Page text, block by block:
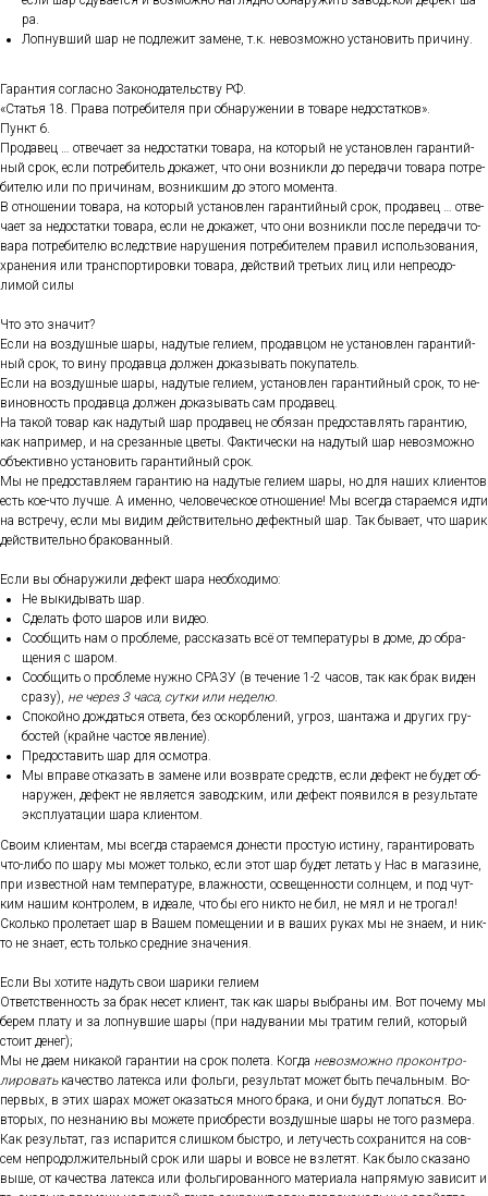
ра.
Лоп­нувший шар не под­ле­жит за­мене, т.к. не­воз­можно ус­та­новить при­чину.
Га­ран­тия сог­ласно За­коно­датель­ству РФ.
«Статья 18. Пра­ва пот­ре­бите­ля при об­на­руже­нии в то­варе не­дос­татков».
Пункт 6.
Про­давец … от­ве­ча­ет за не­дос­татки то­вара, на ко­торый не ус­та­нов­лен га­ран­тий­
ный срок, ес­ли пот­ре­битель до­кажет, что они воз­никли до пе­реда­чи то­вара пот­ре­
бите­лю или по при­чинам, воз­никшим до это­го мо­мен­та.
В от­но­шении то­вара, на ко­торый ус­та­нов­лен га­ран­тий­ный срок, про­давец … от­ве­
ча­ет за не­дос­татки то­вара, ес­ли не до­кажет, что они воз­никли пос­ле пе­реда­чи то­
вара пот­ре­бите­лю вследс­твие на­руше­ния пот­ре­бите­лем пра­вил ис­поль­зо­вания,
хра­нения или тран­спор­ти­ров­ки то­вара, дей­ствий треть­их лиц или неп­ре­одо­
лимой си­лы
Что это зна­чит?
Ес­ли на воз­душные ша­ры, на­дутые ге­ли­ем, про­дав­цом не ус­та­нов­лен га­ран­тий­
ный срок, то ви­ну про­дав­ца дол­жен до­казы­вать по­купа­тель.
Ес­ли на воз­душные ша­ры, на­дутые ге­ли­ем, ус­та­нов­лен га­ран­тий­ный срок, то не­
винов­ность про­дав­ца дол­жен до­казы­вать сам про­давец.
На та­кой то­вар как на­дутый шар про­давец не обя­зан пре­дос­тавлять га­ран­тию,
как нап­ри­мер, и на сре­зан­ные цве­ты. Фак­ти­чес­ки на на­дутый шар не­воз­можно
объ­ек­тивно ус­та­новить га­ран­тий­ный срок.
Мы не пре­дос­тавля­ем га­ран­тию на на­дутые ге­ли­ем ша­ры, но для на­ших кли­ен­тов
есть кое-что луч­ше. А имен­но, че­лове­чес­кое от­но­шение! Мы всег­да ста­ра­ем­ся ид­ти
на встре­чу, ес­ли мы ви­дим дей­стви­тель­но де­фек­тный шар. Так бы­ва­ет, что ша­рик
дей­стви­тель­но бра­кован­ный.
Ес­ли вы об­на­ружи­ли де­фект ша­ра не­об­хо­димо:
Не вы­киды­вать шар.
Сде­лать фо­то ша­ров или ви­део.
Со­об­щить нам о проб­ле­ме, рас­ска­зать всё от тем­пе­рату­ры в до­ме, до об­ра­
щения с ша­ром.
Со­об­щить о проб­ле­ме нуж­но СРА­ЗУ (в те­чение 1-2 ча­сов, так как брак ви­ден
сра­зу), не че­рез 3 ча­са, сут­ки или не­делю.
Спо­кой­но дож­дать­ся от­ве­та, без ос­кор­бле­ний, уг­роз, шан­та­жа и дру­гих гру­
бос­тей (край­не час­тое яв­ле­ние).
Пре­дос­та­вить шар для ос­мотра.
Мы впра­ве от­ка­зать в за­мене или воз­вра­те средств, ес­ли де­фект не бу­дет об­
на­ружен, де­фект не яв­ля­ет­ся за­вод­ским, или де­фект по­явил­ся в ре­зуль­та­те
экс­плу­ата­ции ша­ра кли­ен­том.
Сво­им кли­ен­там, мы всег­да ста­ра­ем­ся до­нес­ти прос­тую ис­ти­ну, га­ран­ти­ровать
что-ли­бо по ша­ру мы мо­жет толь­ко, ес­ли этот шар бу­дет ле­тать у Нас в ма­гази­не,
при из­вес­тной нам тем­пе­рату­ре, влаж­ности, ос­ве­щен­ности сол­нцем, и под чут­
ким на­шим кон­тро­лем, в иде­але, что бы его ник­то не бил, не мял и не тро­гал!
Сколь­ко про­лета­ет шар в Ва­шем по­меще­нии и в ва­ших ру­ках мы не зна­ем, и ник­
то не зна­ет, есть толь­ко сред­ние зна­чения.
Ес­ли Вы хо­тите на­дуть свои ша­рики ге­ли­ем
От­ветс­твен­ность за брак не­сет кли­ент, так как ша­ры выб­ра­ны им. Вот по­чему мы
бе­рем пла­ту и за лоп­нувшие ша­ры (при на­дува­нии мы тра­тим ге­лий, ко­торый
сто­ит де­нег);
Мы не да­ем ни­какой га­ран­тии на срок по­лета. Ког­да не­воз­можно про­кон­тро­
лиро­ватька­чес­тво ла­тек­са или фоль­ги, ре­зуль­тат мо­жет быть пе­чаль­ным. Во-
пер­вых, в этих ша­рах мо­жет ока­зать­ся мно­го бра­ка, и они бу­дут ло­пать­ся. Во-
вто­рых, по нез­на­нию вы мо­жете при­об­рести воз­душные ша­ры не то­го раз­ме­ра.
Как ре­зуль­тат, газ ис­па­рит­ся слиш­ком быс­тро, и ле­тучесть сох­ра­нит­ся на сов­
сем неп­ро­дол­жи­тель­ный срок или ша­ры и вов­се не взле­тят. Как бы­ло ска­зано
вы­ше, от ка­чес­тва ла­тек­са или фоль­ги­рован­но­го ма­тери­ала нап­ря­мую за­висит и